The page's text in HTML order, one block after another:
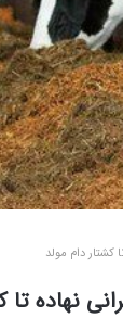
کشتار دام مولد
نهاده تا